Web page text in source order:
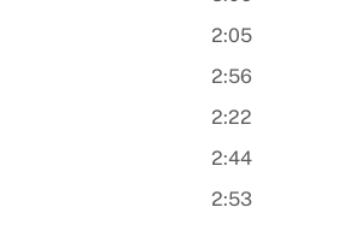
2:05
2:56
2:22
2:44
2:53